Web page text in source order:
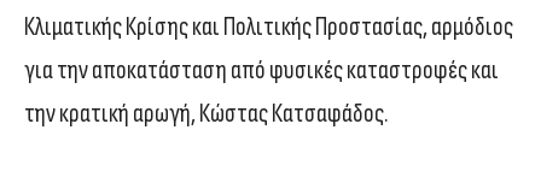
Κλιματικής Κρίσης και Πολιτικής Προστασίας, αρμόδιος
για την αποκατάσταση από φυσικές καταστροφές και
την κρατική αρωγή, Κώστας Κατσαφάδος.